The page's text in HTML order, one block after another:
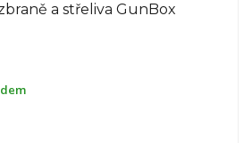
a střeliva GunBox